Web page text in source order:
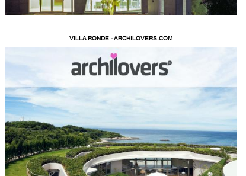
VILLA RONDE - ARCHILOVERS.COM